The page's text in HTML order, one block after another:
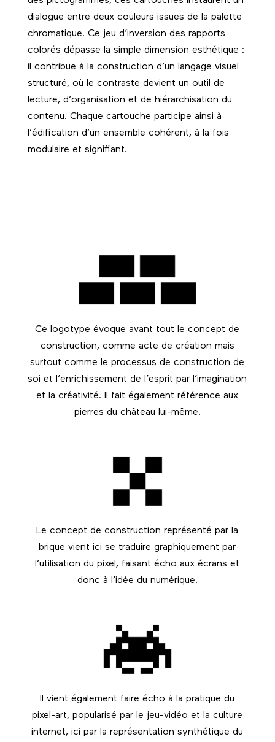
dialogue entre deux couleurs issues de la palette
chromatique. Ce jeu d’inversion des rapports
colorés dépasse la simple dimension esthétique :
il contribue à la construction d’un langage visuel
structuré, où le contraste devient un outil de
lecture, d’organisation et de hiérarchisation du
contenu. Chaque cartouche participe ainsi à
l’édification d’un ensemble cohérent, à la fois
modulaire et signifiant.
Ce logotype évoque avant tout le concept de
construction, comme acte de création mais
surtout comme le processus de construction de
soi et l’enrichissement de l’esprit par l’imagination
et la créativité. Il fait également référence aux
pierres du château lui-même.
Le concept de construction représenté par la
brique vient ici se traduire graphiquement par
l’utilisation du pixel, faisant écho aux écrans et
donc à l’idée du numérique.
Il vient également faire écho à la pratique du
pixel-art, popularisé par le jeu-vidéo et la culture
internet, ici par la représentation synthétique du